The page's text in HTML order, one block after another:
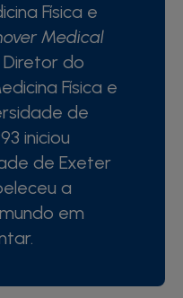
Física e
Medical
do
Física e
de
iniciou
de Exeter
a
em